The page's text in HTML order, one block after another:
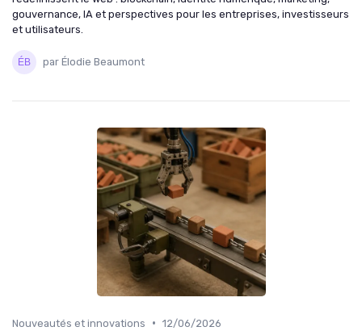
gouvernance, IA et perspectives pour les entreprises, investisseurs
et utilisateurs.
par Élodie Beaumont
Nouveautés et innovations • 12/06/2026